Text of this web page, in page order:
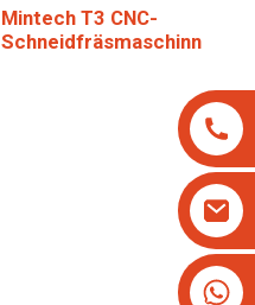
Mintech T3 CNC-
Schneidfräsmaschinn